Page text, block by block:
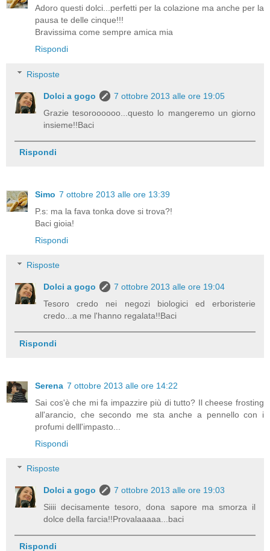
Adoro questi dolci...perfetti per la colazione ma anche per la
pausa te delle cinque!!!
Bravissima come sempre amica mia
Rispondi
Risposte
Dolci a gogo
7 ottobre 2013 alle ore 19:05
Grazie tesoroooooo...questo lo mangeremo un giorno
insieme!!Baci
Rispondi
Simo 7 ottobre 2013 alle ore 13:39
P.s: ma la fava tonka dove si trova?!
Baci gioia!
Rispondi
Risposte
Dolci a gogo
7 ottobre 2013 alle ore 19:04
Tesoro credo nei negozi biologici ed erboristerie
credo...a me l'hanno regalata!!Baci
Rispondi
Serena 7 ottobre 2013 alle ore 14:22
Sai cos'è che mi fa impazzire più di tutto? Il cheese frosting
all'arancio, che secondo me sta anche a pennello con i
profumi delll'impasto...
Rispondi
Risposte
Dolci a gogo
7 ottobre 2013 alle ore 19:03
Siiii decisamente tesoro, dona sapore ma smorza il
dolce della farcia!!Provalaaaaa...baci
Rispondi